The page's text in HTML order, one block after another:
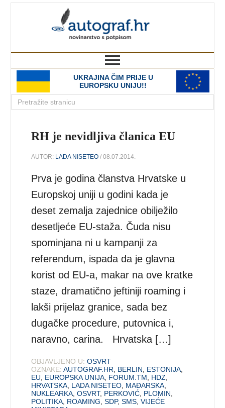
UKRAJINA ČIM PRIJE U
EUROPSKU UNIJU!!
RH je nevidljiva članica EU
AUTOR: LADA NISETEO / 08.07.2014.
Prva je godina članstva Hrvatske u
Europskoj uniji u godini kada je
deset zemalja zajednice obilježilo
desetljeće EU-staža. Čuda nisu
spominjana ni u kampanji za
referendum, ispada da je glavna
korist od EU-a, makar na ove kratke
staze, dramatično jeftiniji roaming i
lakši prijelaz granice, sada bez
dugačke procedure, putovnica i,
naravno, carina. Hrvatska […]
OBJAVLJENO U: OSVRT
OZNAKE: AUTOGRAF.HR BERLIN ESTONIJA
EU
EUROPSKA UNIJA FORUM.TM HDZ
HRVATSKA LADA NISETEO MAĐARSKA
NUKLEARKA ,OSVRT, PERKOVIĆ PLOMIN
POLITIKA ROAMING ,SDP,SMS ,VIJEĆE